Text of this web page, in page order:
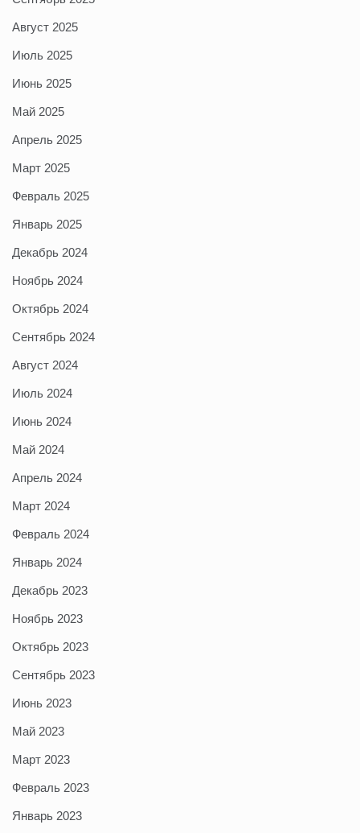
Август 2025
Июль 2025
Июнь 2025
Май 2025
Апрель 2025
Март 2025
Февраль 2025
Январь 2025
Декабрь 2024
Ноябрь 2024
Октябрь 2024
Сентябрь 2024
Август 2024
Июль 2024
Июнь 2024
Май 2024
Апрель 2024
Март 2024
Февраль 2024
Январь 2024
Декабрь 2023
Ноябрь 2023
Октябрь 2023
Сентябрь 2023
Июнь 2023
Май 2023
Март 2023
Февраль 2023
Январь 2023